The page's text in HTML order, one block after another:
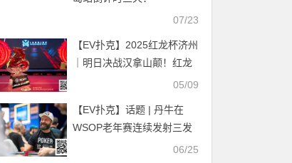
2,000,000,000韩元保底奖
宴即将揭幕
07/23
【EV扑克】2025红龙杯济州
｜明日决战汉拿山颠！红龙
赛FT9位人选确定！唯一女
待！何俊杰超千万计分牌引
领群雄！
05/09
【EV扑克】话题 | 丹牛在
WSOP老年赛连续发射三发
06/25